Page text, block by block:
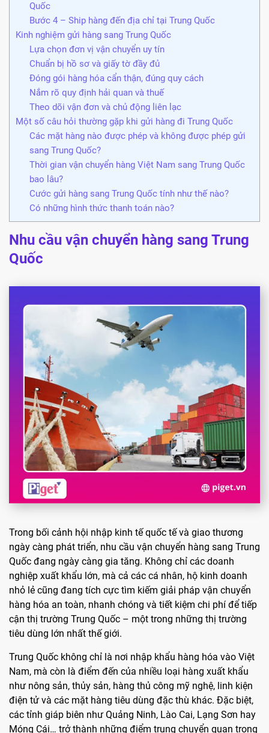
Quốc
Bước 4 – Ship hàng đến địa chỉ tại Trung Quốc
Kinh nghiệm gửi hàng sang Trung Quốc
Lựa chọn đơn vị vận chuyển uy tín
Chuẩn bị hồ sơ và giấy tờ đầy đủ
Đóng gói hàng hóa cẩn thận, đúng quy cách
Nắm rõ quy định hải quan và thuế
Theo dõi vận đơn và chủ động liên lạc
Một số câu hỏi thường gặp khi gửi hàng đi Trung Quốc
Các mặt hàng nào được phép và không được phép gửi
sang Trung Quốc?
Thời gian vận chuyển hàng Việt Nam sang Trung Quốc
bao lâu?
Cước gửi hàng sang Trung Quốc tính như thế nào?
Có những hình thức thanh toán nào?
Nhu cầu vận chuyển hàng sang Trung
Quốc
Trong bối cảnh hội nhập kinh tế quốc tế và giao thương
ngày càng phát triển, nhu cầu vận chuyển hàng sang Trung
Quốc đang ngày càng gia tăng. Không chỉ các doanh
nghiệp xuất khẩu lớn, mà cả các cá nhân, hộ kinh doanh
nhỏ lẻ cũng đang tích cực tìm kiếm giải pháp vận chuyển
hàng hóa an toàn, nhanh chóng và tiết kiệm chi phí để tiếp
cận thị trường Trung Quốc – một trong những thị trường
tiêu dùng lớn nhất thế giới.
Trung Quốc không chỉ là nơi nhập khẩu hàng hóa vào Việt
Nam, mà còn là điểm đến của nhiều loại hàng xuất khẩu
như nông sản, thủy sản, hàng thủ công mỹ nghệ, linh kiện
điện tử và các mặt hàng tiêu dùng đặc thù khác. Đặc biệt,
các tỉnh giáp biên như Quảng Ninh, Lào Cai, Lạng Sơn hay
Móng Cái… trở thành những điểm trung chuyển quan trọng